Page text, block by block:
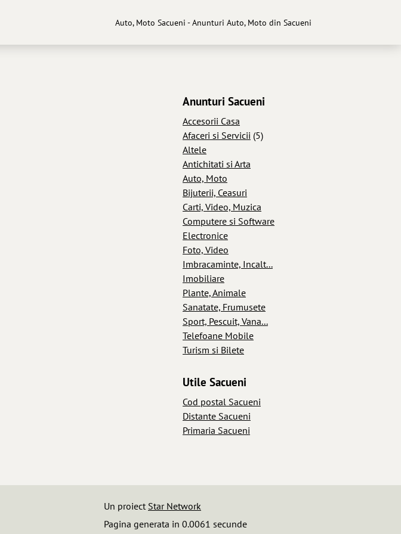
Auto, Moto Sacueni - Anunturi Auto, Moto din Sacueni
Anunturi Sacueni
Accesorii Casa
Afaceri si Servicii (5)
Altele
Antichitati si Arta
Auto, Moto
Bijuterii, Ceasuri
Carti, Video, Muzica
Computere si Software
Electronice
Foto, Video
Imbracaminte, Incalt...
Imobiliare
Plante, Animale
Sanatate, Frumusete
Sport, Pescuit, Vana...
Telefoane Mobile
Turism si Bilete
Utile Sacueni
Cod postal Sacueni
Distante Sacueni
Primaria Sacueni
Un proiect Star Network
Pagina generata in 0.0061 secunde